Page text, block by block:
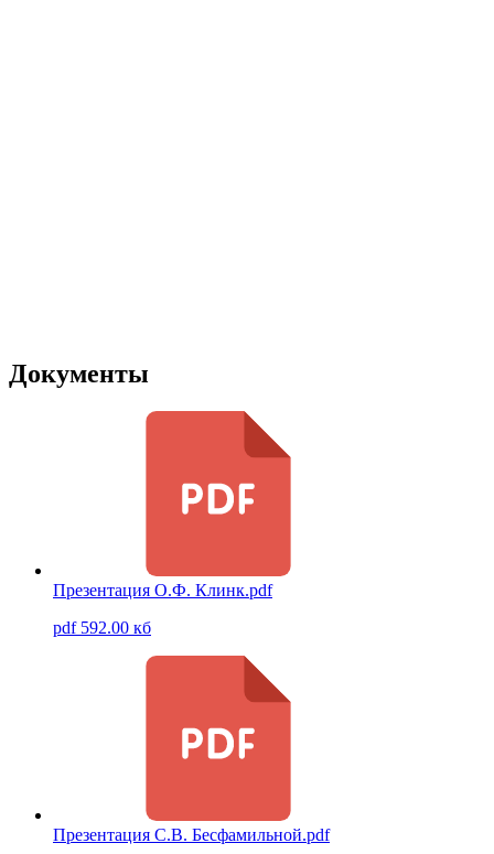
Документы
Презентация О.Ф. Клинк.pdf
pdf 592.00 кб
Презентация С.В. Бесфамильной.pdf